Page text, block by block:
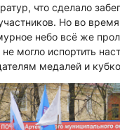
что сделало
Но во
небо всё же
могло испортить
медалей и